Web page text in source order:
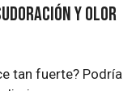
y olor
tan fuerte? Podría